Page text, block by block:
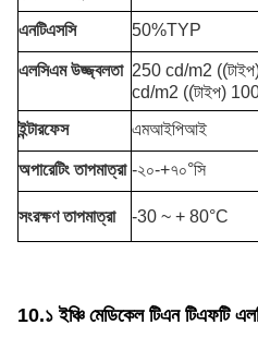
এনটিএসসি 50%TYP
এলসিএম উজ্জ্বলতা 250 cd/m2
cd/m2 ((টাইপ)
ইন্টারফেস
এমআইপিআই
অপারেটিং তাপমাত্রা -২০-+৭০°সি
সংরক্ষণ তাপমাত্রা -30 ~ + 80°C
10.১ ইঞ্চি মেডিকেল টিএন টিএফটি